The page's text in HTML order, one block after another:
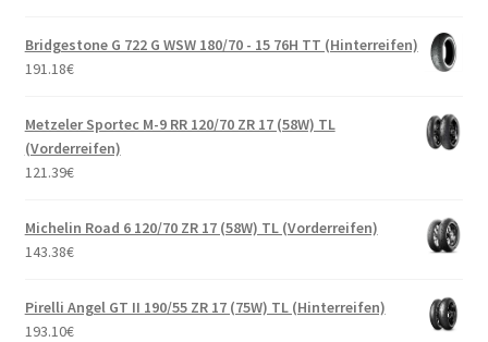
Bridgestone G 722 G WSW 180/70 - 15 76H TT (Hinterreifen)
191.18€
Metzeler Sportec M-9 RR 120/70 ZR 17 (58W) TL
(Vorderreifen)
121.39€
Michelin Road 6 120/70 ZR 17 (58W) TL (Vorderreifen)
143.38€
Pirelli Angel GT II 190/55 ZR 17 (75W) TL (Hinterreifen)
193.10€